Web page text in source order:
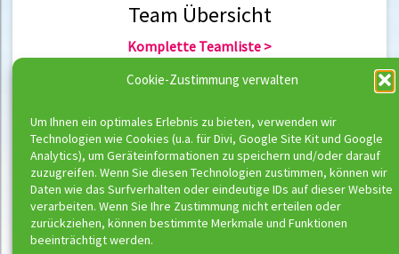
Cookie-Zustimmung verwalten
Um Ihnen ein optimales Erlebnis zu bieten, verwenden wir
Technologien wie Cookies (u.a. für Divi, Google Site Kit und Google
Analytics), um Geräteinformationen zu speichern und/oder darauf
zuzugreifen. Wenn Sie diesen Technologien zustimmen, können wir
Daten wie das Surfverhalten oder eindeutige IDs auf dieser Website
verarbeiten. Wenn Sie Ihre Zustimmung nicht erteilen oder
zurückziehen, können bestimmte Merkmale und Funktionen
beeinträchtigt werden.
Team Übersicht
Komplette Teamliste >
Team Hannover >
Team Übersicht
Komplette Trainerliste >
Trainer Berlin >
Trainer Hannover >